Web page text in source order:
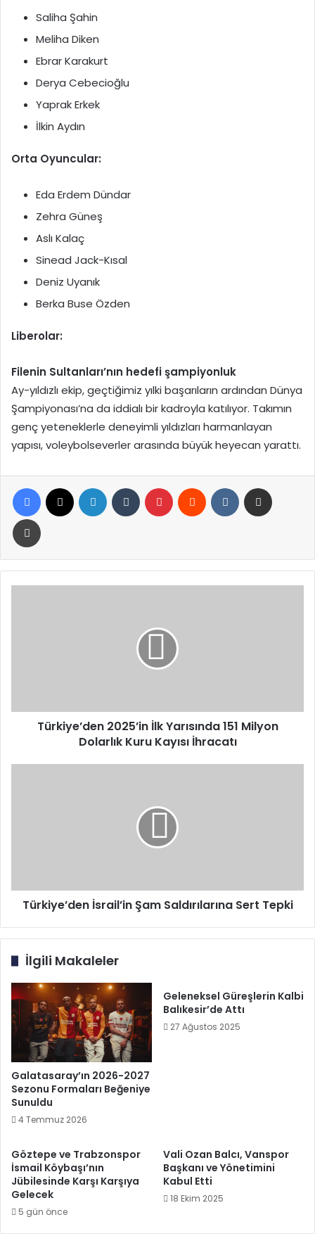
Saliha Şahin
Meliha Diken
Ebrar Karakurt
Derya Cebecioğlu
Yaprak Erkek
İlkin Aydın
Orta Oyuncular:
Eda Erdem Dündar
Zehra Güneş
Aslı Kalaç
Sinead Jack-Kısal
Deniz Uyanık
Berka Buse Özden
Liberolar:
Filenin Sultanları’nın hedefi şampiyonluk
Ay-yıldızlı ekip, geçtiğimiz yılki başarıların ardından Dünya
Şampiyonası’na da iddialı bir kadroyla katılıyor. Takımın
genç yeteneklerle deneyimli yıldızları harmanlayan
yapısı, voleybolseverler arasında büyük heyecan yarattı.
Facebook LinkedIn Tumblr Pinterest Reddit VKontakte
Yazdır
Kayısı
İhracatıTürkiye’den 2025’in İlk Yarısında 151 Milyon
Dolarlık Kuru Kayısı İhracatı
Türkiye’den İsrail’in Şam Saldırılarına Sert Tepki
İlgili Makaleler
Galatasaray’ın 2026-2027
Sezonu Formaları Beğeniye
Sunuldu
4 Temmuz 2026
Geleneksel Güreşlerin Kalbi
Balıkesir’de Attı
27 Ağustos 2025
Göztepe ve Trabzonspor
İsmail Köybaşı’nın
Jübilesinde Karşı Karşıya
Gelecek
5 gün önce
Vali Ozan Balcı, Vanspor
Başkanı ve Yönetimini
Kabul Etti
18 Ekim 2025